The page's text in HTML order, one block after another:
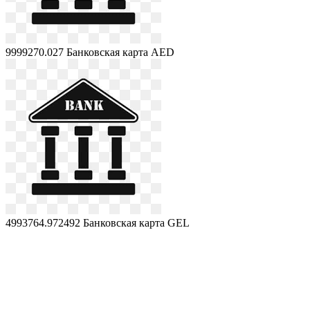
9999270.027 Банковская карта AED
4993764.972492 Банковская карта GEL